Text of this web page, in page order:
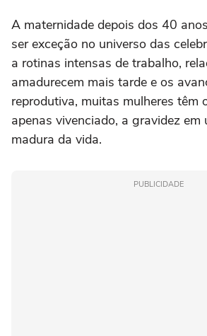
A maternidade depois dos 40
ser exceção no universo das
a rotinas intensas de trabalho,
amadurecem mais tarde e os
reprodutiva, muitas mulheres têm
apenas vivenciado, a gravidez em
madura da vida.
PUBLICIDADE